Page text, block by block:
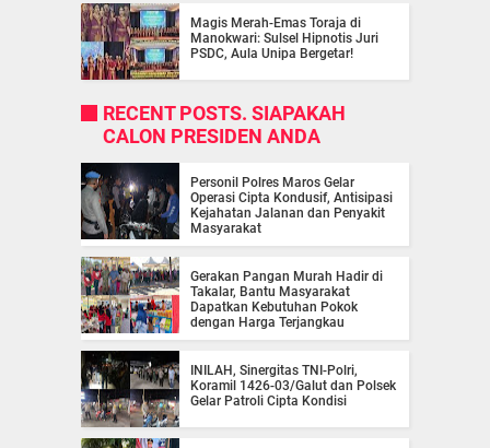
Magis Merah-Emas Toraja di
Manokwari: Sulsel Hipnotis Juri
PSDC, Aula Unipa Bergetar!
RECENT POSTS. SIAPAKAH
CALON PRESIDEN ANDA
Personil Polres Maros Gelar
Operasi Cipta Kondusif, Antisipasi
Kejahatan Jalanan dan Penyakit
Masyarakat
Gerakan Pangan Murah Hadir di
Takalar, Bantu Masyarakat
Dapatkan Kebutuhan Pokok
dengan Harga Terjangkau
INILAH, Sinergitas TNI-Polri,
Koramil 1426-03/Galut dan Polsek
Gelar Patroli Cipta Kondisi